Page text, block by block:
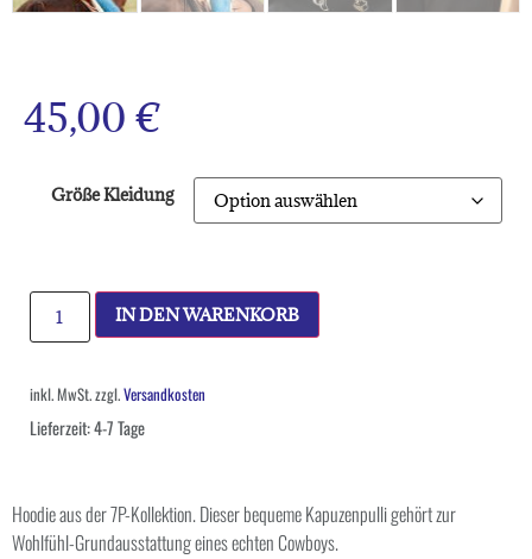
45,00 €
Größe Kleidung
IN DEN WARENKORB
inkl. MwSt.zzgl.Versandkosten
Lieferzeit:4-7 Tage
Hoodie aus der 7P-Kollektion. Dieser bequeme Kapuzenpulli gehört zur
Wohlfühl-Grundausstattung eines echten Cowboys.